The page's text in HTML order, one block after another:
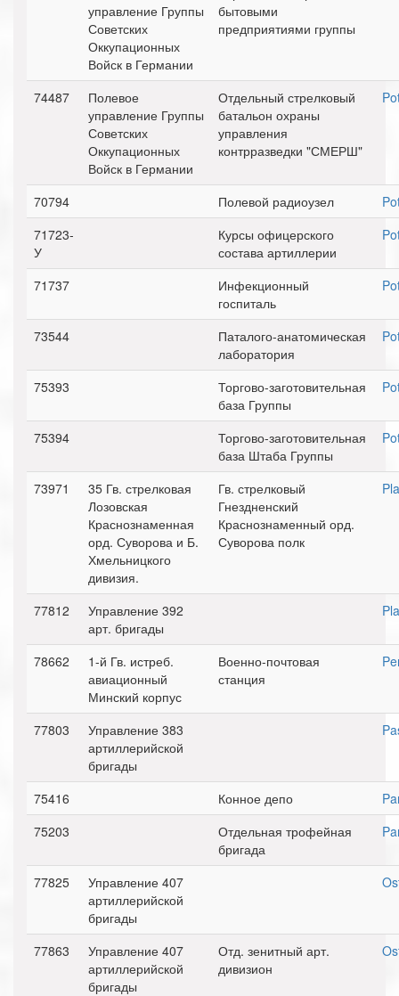
управление Группы
Советских
Оккупационных
Войск в Германии
бытовыми
предприятиями группы
74487
Полевое
управление Группы
Советских
Оккупационных
Войск в Германии
Отдельный стрелковый
батальон охраны
управления
контрразведки "СМЕРШ"
70794 Полевой радиоузел
71723-
У
Курсы офицерского
состава артиллерии
71737
Инфекционный
госпиталь
73544
Паталого-анатомическая
лаборатория
75393
Торгово-заготовительная
база Группы
75394
Торгово-заготовительная
база Штаба Группы
73971
35 Гв. стрелковая
Лозовская
Краснознаменная
орд. Суворова и Б.
Хмельницкого
дивизия.
Гв. стрелковый
Гнездненский
Краснознаменный орд.
Суворова полк
77812
Управление 392
арт. бригады
78662
1-й Гв. истреб.
авиационный
Минский корпус
Военно-почтовая
станция
77803
Управление 383
артиллерийской
бригады
75416 Конное депо
75203
Отдельная трофейная
бригада
77825
Управление 407
артиллерийской
бригады
77863
Управление 407
артиллерийской
бригады
Отд. зенитный арт.
дивизион